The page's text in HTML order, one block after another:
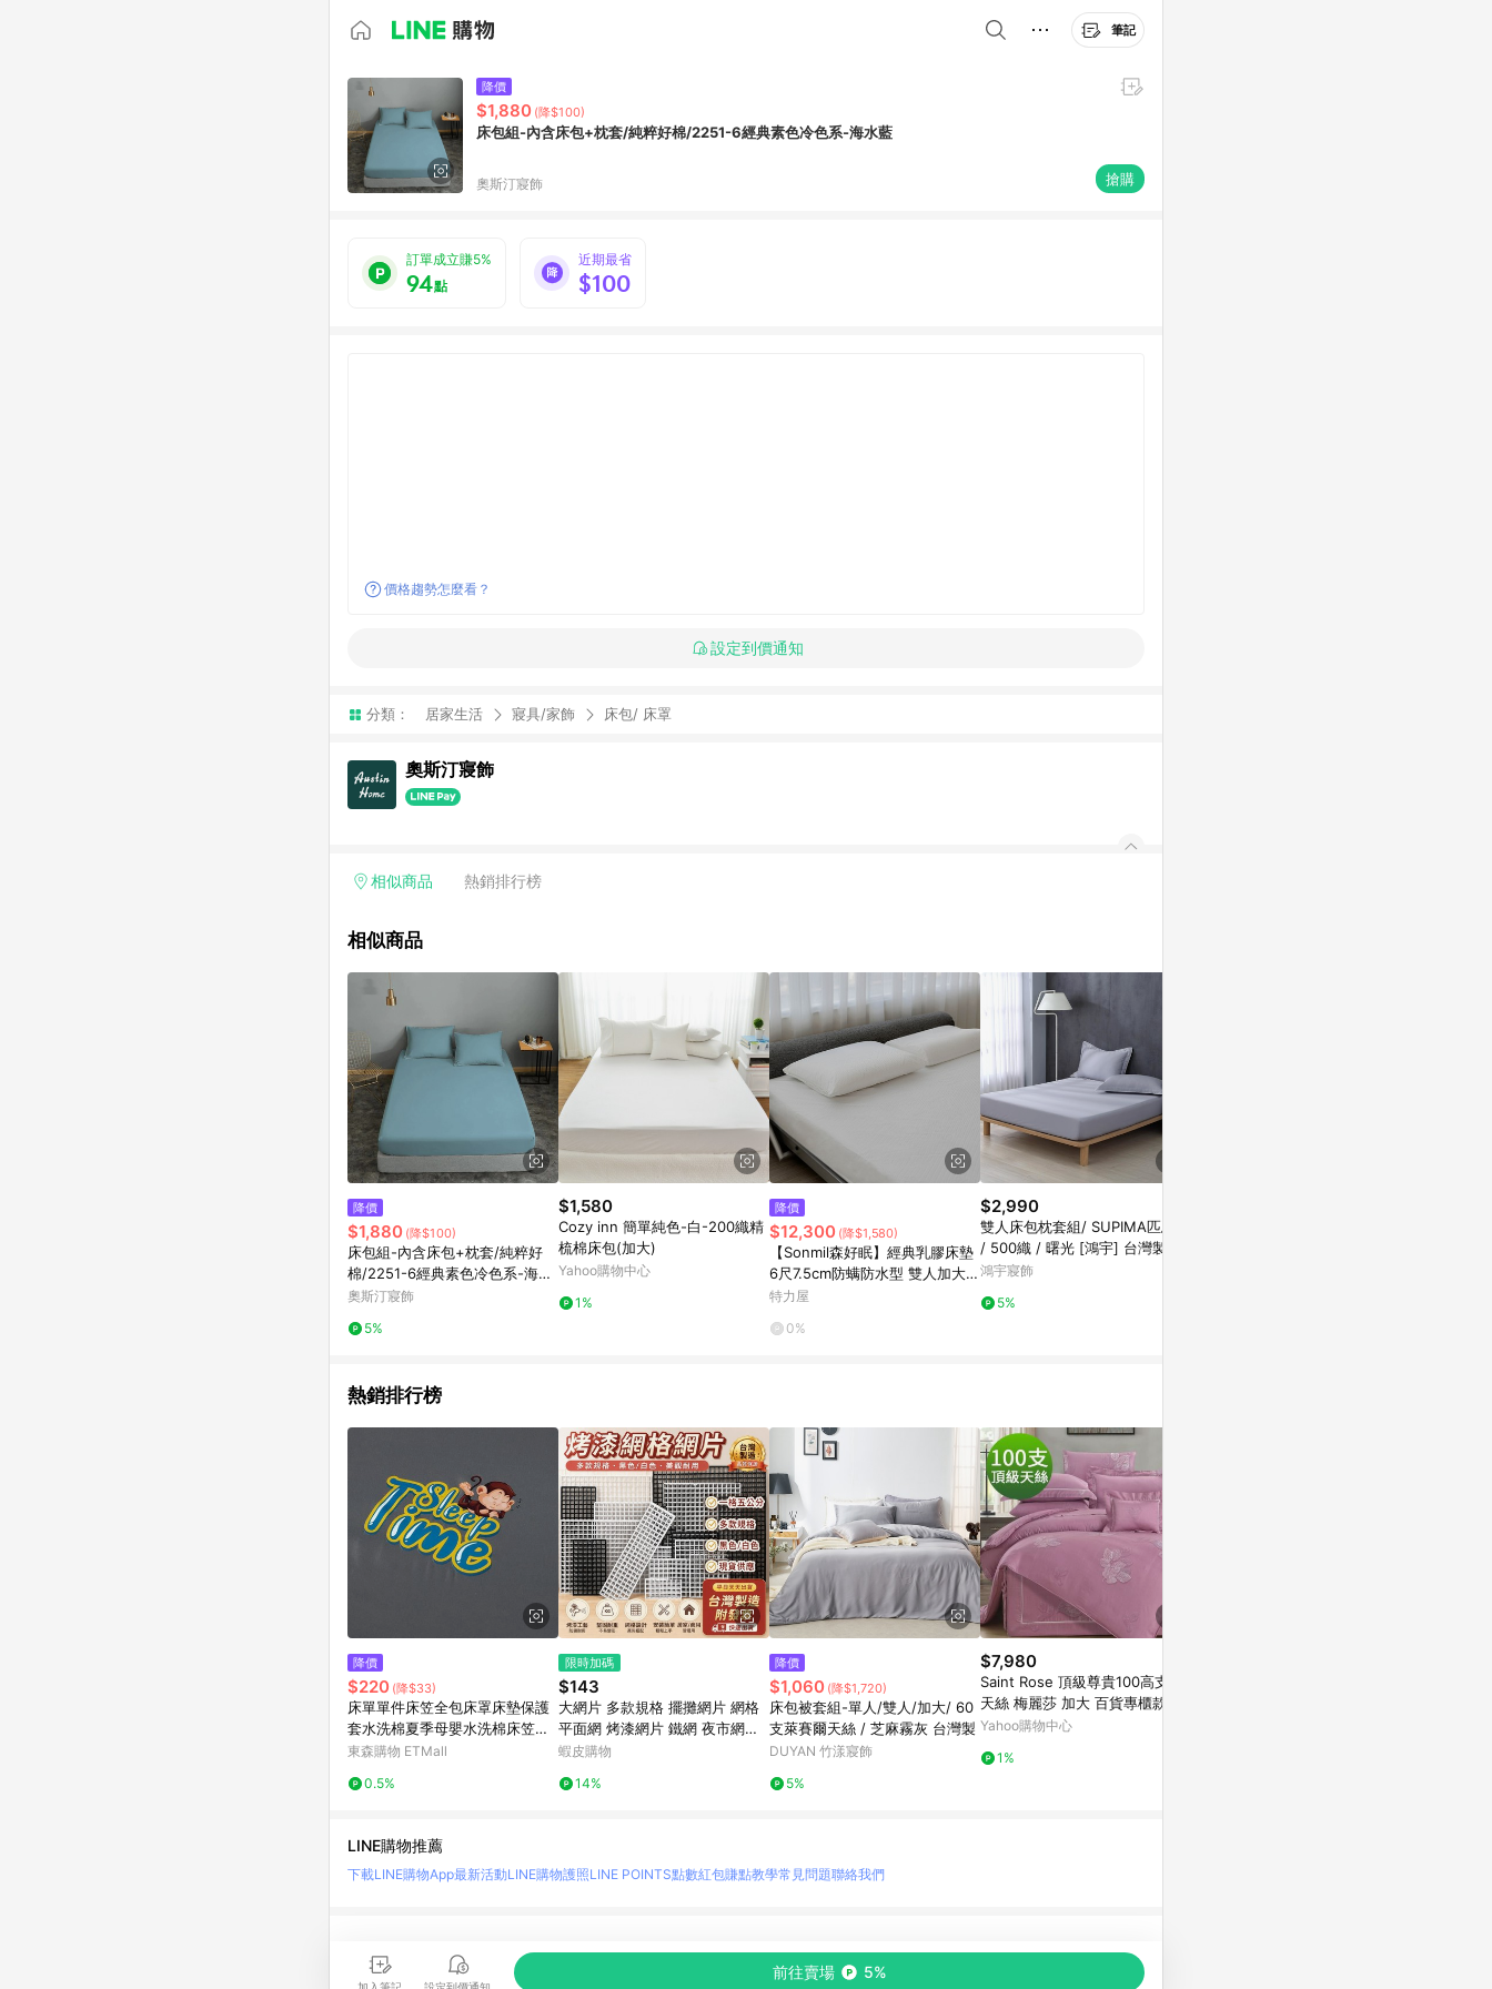
筆記
降價
$1,880 (降$100)
床包組-內含床包+枕套/純粹好棉/2251-6經典素色冷色系-海水藍
奧斯汀寢飾 搶購
訂單成立賺5%
94點
近期最省
$100
價格趨勢怎麼看？
設定到價通知
分類： 居家生活 寢具/家飾 床包/ 床罩
奧斯汀寢飾
相似商品 熱銷排行榜
相似商品
降價
$1,880 (降$100)
床包組-內含床包+枕套/純粹好
棉/2251-6經典素色冷色系-海水
藍
奧斯汀寢飾
5%
$1,580
Cozy inn 簡單純色-白-200織精
梳棉床包(加大)
Yahoo購物中心
1%
降價
$12,300 (降$1,580)
【Sonmil森好眠】經典乳膠床墊
6尺7.5cm防螨防水型 雙人加大床
墊 180x190cm｜100%天然乳膠
特力屋
0%
$2,990
雙人床包枕套組/ SUPIMA匹馬棉
/ 500織 / 曙光 [鴻宇] 台灣製 - 2
321
鴻宇寢飾
5%
熱銷排行榜
降價
$220 (降$33)
床單單件床笠全包床罩床墊保護
套水洗棉夏季母嬰水洗棉床笠三
件套
東森購物 ETMall
0.5%
限時加碼
$143
大網片 多款規格 擺攤網片 網格
平面網 烤漆網片 鐵網 夜市網片
大網格 掛網 網片寵物圍 網格掛
蝦皮購物
14%
降價
$1,060 (降$1,720)
床包被套組-單人/雙人/加大/ 60
支萊賽爾天絲 / 芝麻霧灰 台灣製
DUYAN 竹漾寢飾
5%
$7,980
Saint Rose 頂級尊貴100高支數
天絲 梅麗莎 加大 百貨專櫃款10
0%天絲兩用被床包四件組
Yahoo購物中心
1%
前往賣場 5%
LINE購物推薦
下載LINE購物App最新活動LINE購物護照LINE POINTS點數紅包賺點教學常見問題聯絡我們
LINE 購物是匯集購物情報與商品資訊的整合性平台，並依購物情報中的趨勢與風格做合作網路商家的延伸商品推薦，商品資料更新會有
時間差，請務必點擊商品至各合作網路商家，確認現售價與購物條件，一切資訊以合作廠商網頁為準。